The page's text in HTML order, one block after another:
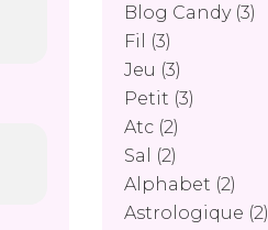
Blog Candy(3)
Fil
(3)
Jeu (3)
Petit (3)
Atc (2)
Sal
(2)
Alphabet (2)
Astrologique (2)